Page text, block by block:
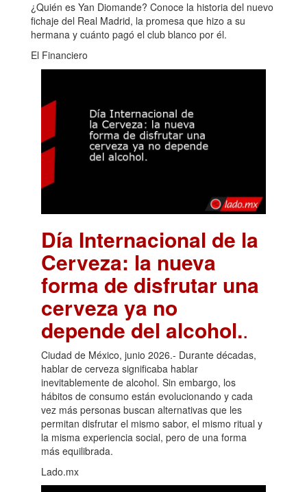
¿Quién es Yan Diomande? Conoce la historia del nuevo
fichaje del Real Madrid, la promesa que hizo a su
hermana y cuánto pagó el club blanco por él.
El Financiero
Día Internacional de la
Cerveza: la nueva
forma de disfrutar una
cerveza ya no
depende del alcohol..
Ciudad de México, junio 2026.- Durante décadas,
hablar de cerveza significaba hablar
inevitablemente de alcohol. Sin embargo, los
hábitos de consumo están evolucionando y cada
vez más personas buscan alternativas que les
permitan disfrutar el mismo sabor, el mismo ritual y
la misma experiencia social, pero de una forma
más equilibrada.
Lado.mx